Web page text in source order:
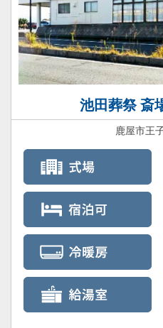
池田葬祭 斎
鹿屋市王